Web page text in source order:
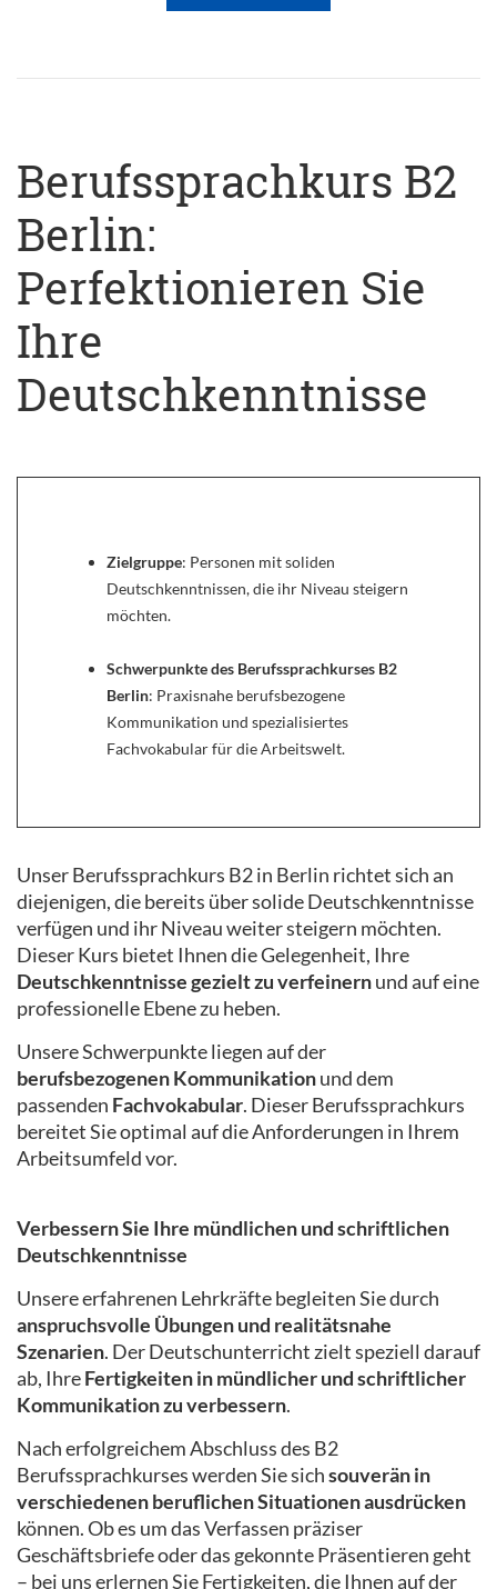
Berufssprachkurs B2
Berlin:
Perfektionieren Sie
Ihre
Deutschkenntnisse
Zielgruppe: Personen mit soliden
Deutschkenntnissen, die ihr Niveau steigern
möchten.
Schwerpunkte des Berufssprachkurses B2
Berlin: Praxisnahe berufsbezogene
Kommunikation und spezialisiertes
Fachvokabular für die Arbeitswelt.
Unser Berufssprachkurs B2 in Berlin richtet sich an
diejenigen, die bereits über solide Deutschkenntnisse
verfügen und ihr Niveau weiter steigern möchten.
Dieser Kurs bietet Ihnen die Gelegenheit, Ihre
Deutschkenntnisse gezielt zu verfeinernund auf eine
professionelle Ebene zu heben.
Unsere Schwerpunkte liegen auf der
berufsbezogenen Kommunikationund dem
passenden Fachvokabular. Dieser Berufssprachkurs
bereitet Sie optimal auf die Anforderungen in Ihrem
Arbeitsumfeld vor.
Verbessern Sie Ihre mündlichen und schriftlichen
Deutschkenntnisse
Unsere erfahrenen Lehrkräfte begleiten Sie durch
anspruchsvolle Übungen und realitätsnahe
Szenarien. Der Deutschunterricht zielt speziell darauf
ab, IhreFertigkeiten in mündlicher und schriftlicher
Kommunikation zu verbessern.
Nach erfolgreichem Abschluss des B2
Berufssprachkurses werden Sie sichsouverän in
verschiedenen beruflichen Situationen ausdrücken
können. Ob es um das Verfassen präziser
Geschäftsbriefe oder das gekonnte Präsentieren geht
– bei uns erlernen Sie Fertigkeiten, die Ihnen auf der